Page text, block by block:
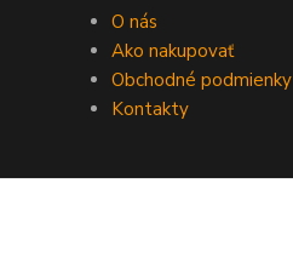
O nás
Ako nakupovať
Obchodné podmienky
Kontakty